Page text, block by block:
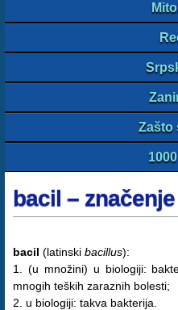
Zašto
bacil – značenje
bacil (latinski bacillus):
1. (u množini) u biologiji:
mnogih teških zaraznih bolesti;
2. u biologiji: takva bakterija.